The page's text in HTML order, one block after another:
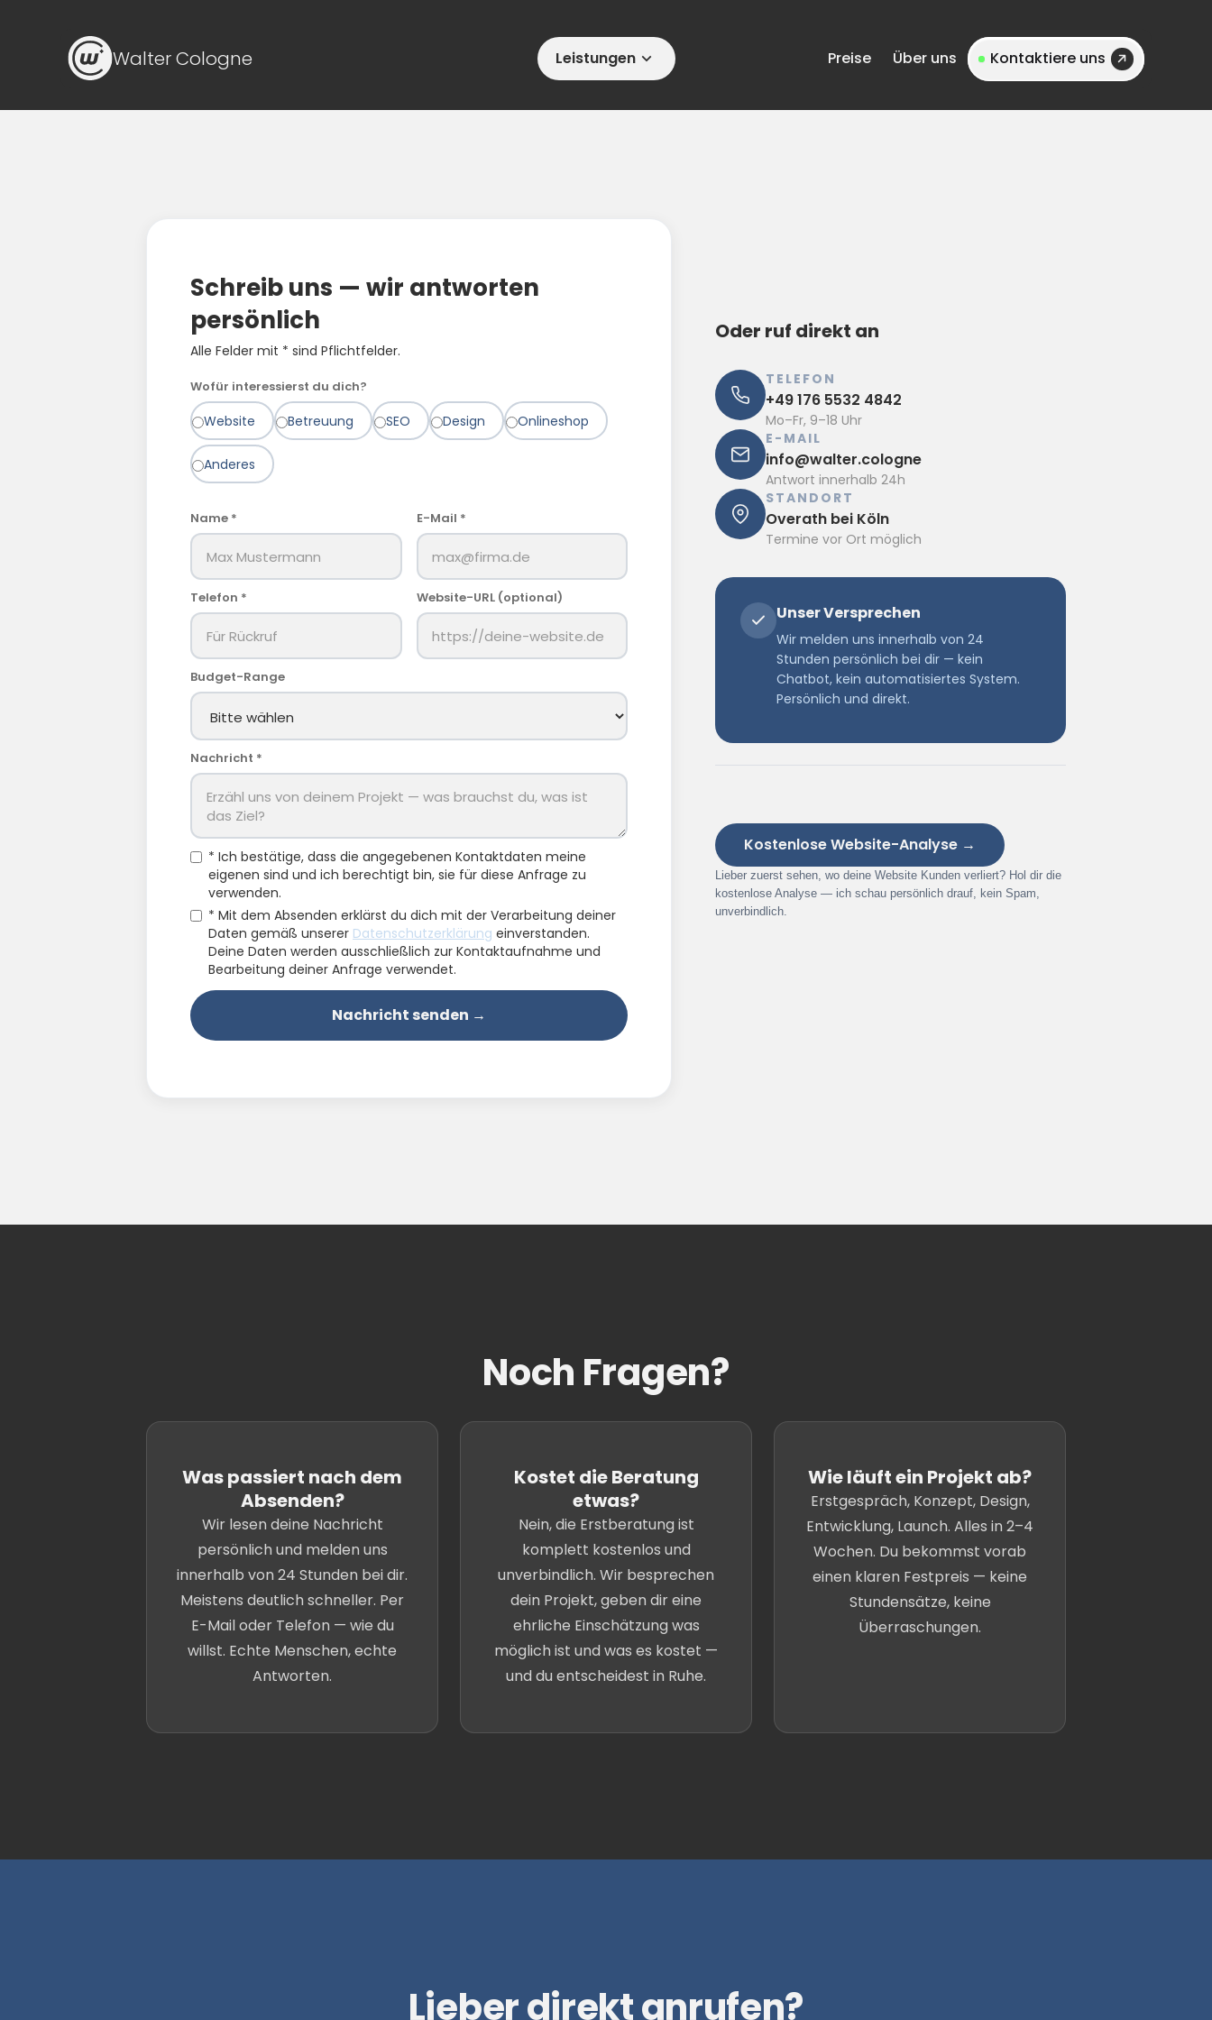
Walter Cologne Leistungen Preise Über uns Kontaktiere uns
Schreib uns — wir antworten
persönlich
Alle Felder mit * sind Pflichtfelder.
Wofür interessierst du dich?
Website Betreuung SEO Design Onlineshop
Anderes
Name * E-Mail *
Telefon * Website-URL (optional)
Budget-Range
Nachricht *
* Ich bestätige, dass die angegebenen Kontaktdaten meine
eigenen sind und ich berechtigt bin, sie für diese Anfrage zu
verwenden.
* Mit dem Absenden erklärst du dich mit der Verarbeitung deiner
Daten gemäß unserer Datenschutzerklärung einverstanden.
Deine Daten werden ausschließlich zur Kontaktaufnahme und
Bearbeitung deiner Anfrage verwendet.
Oder ruf direkt an
TELEFON
+49 176 5532 4842
Mo–Fr, 9–18 Uhr
E-MAIL
info@walter.cologne
Antwort innerhalb 24h
STANDORT
Overath bei Köln
Termine vor Ort möglich
Unser Versprechen
Wir melden uns innerhalb von 24
Stunden persönlich bei dir — kein
Chatbot, kein automatisiertes System.
Persönlich und direkt.
Kostenlose Website-Analyse →
Lieber zuerst sehen, wo deine Website Kunden verliert? Hol dir die
kostenlose Analyse — ich schau persönlich drauf, kein Spam,
unverbindlich.
Noch Fragen?
Was passiert nach dem
Absenden?
Wir lesen deine Nachricht
persönlich und melden uns
innerhalb von 24 Stunden bei dir.
Meistens deutlich schneller. Per
E-Mail oder Telefon — wie du
willst. Echte Menschen, echte
Antworten.
Kostet die Beratung
etwas?
Nein, die Erstberatung ist
komplett kostenlos und
unverbindlich. Wir besprechen
dein Projekt, geben dir eine
ehrliche Einschätzung was
möglich ist und was es kostet —
und du entscheidest in Ruhe.
Wie läuft ein Projekt ab?
Erstgespräch, Konzept, Design,
Entwicklung, Launch. Alles in 2–4
Wochen. Du bekommst vorab
einen klaren Festpreis — keine
Stundensätze, keine
Überraschungen.
Lieber direkt anrufen?